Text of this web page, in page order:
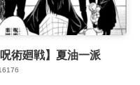
呪術廻戦】夏油一派